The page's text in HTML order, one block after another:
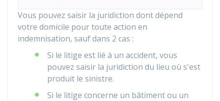
Vous pouvez saisir la juridiction dont dépend
votre domicile pour toute action en
indemnisation, sauf dans 2 cas :
Si le litige est lié à un accident, vous
pouvez saisir la juridiction du lieu où s'est
produit le sinistre.
Si le litige concerne un bâtiment ou un